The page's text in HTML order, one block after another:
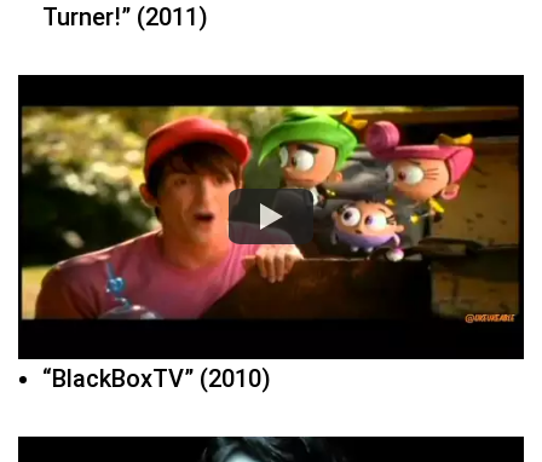
Turner!” (2011)
“BlackBoxTV” (2010)